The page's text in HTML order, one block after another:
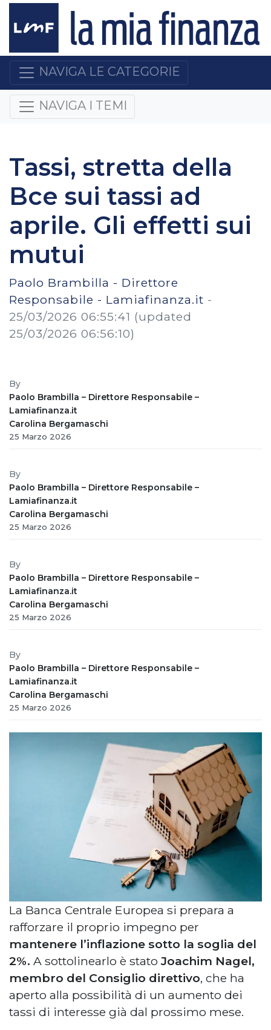
NAVIGA LE CATEGORIE
NAVIGA I TEMI
Tassi, stretta della
Bce sui tassi ad
aprile. Gli effetti sui
mutui
Paolo Brambilla - Direttore
Responsabile - Lamiafinanza.it -
25/03/2026 06:55:41 (updated
25/03/2026 06:56:10)
By
Paolo Brambilla – Direttore Responsabile –
Lamiafinanza.it
Carolina Bergamaschi
25 Marzo 2026
By
Paolo Brambilla – Direttore Responsabile –
Lamiafinanza.it
Carolina Bergamaschi
25 Marzo 2026
By
Paolo Brambilla – Direttore Responsabile –
Lamiafinanza.it
Carolina Bergamaschi
25 Marzo 2026
By
Paolo Brambilla – Direttore Responsabile –
Lamiafinanza.it
Carolina Bergamaschi
25 Marzo 2026
La Banca Centrale Europea si prepara a
rafforzare il proprio impegno per
mantenere l’inflazione sotto la soglia del
2%. A sottolinearlo è statoJoachim Nagel,
membro del Consiglio direttivo, che ha
aperto alla possibilità di un aumento dei
tassi di interesse già dal prossimo mese.